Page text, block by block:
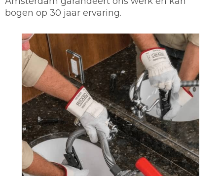
bogen op 30 jaar ervaring.